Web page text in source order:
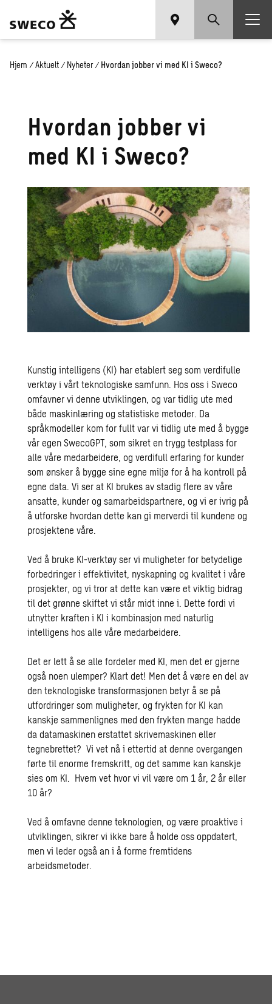
Hjem / Aktuelt / Nyheter / Hvordan jobber vi med KI i Sweco?
Hvordan jobber vi
med KI i Sweco?
Kunstig intelligens (KI) har etablert seg som verdifulle
verktøy i vårt teknologiske samfunn. Hos oss i Sweco
omfavner vi denne utviklingen, og var tidlig ute med
både maskinlæring og statistiske metoder. Da
språkmodeller kom for fullt var vi tidlig ute med å bygge
vår egen SwecoGPT, som sikret en trygg testplass for
alle våre medarbeidere, og verdifull erfaring for kunder
som ønsker å bygge sine egne miljø for å ha kontroll på
egne data. Vi ser at KI brukes av stadig flere av våre
ansatte, kunder og samarbeidspartnere, og vi er ivrig på
å utforske hvordan dette kan gi merverdi til kundene og
prosjektene våre.
Ved å bruke KI-verktøy ser vi muligheter for betydelige
forbedringer i effektivitet, nyskapning og kvalitet i våre
prosjekter, og vi tror at dette kan være et viktig bidrag
til det grønne skiftet vi står midt inne i. Dette fordi vi
utnytter kraften i KI i kombinasjon med naturlig
intelligens hos alle våre medarbeidere.
Det er lett å se alle fordeler med KI, men det er gjerne
også noen ulemper? Klart det! Men det å være en del av
den teknologiske transformasjonen betyr å se på
utfordringer som muligheter, og frykten for KI kan
kanskje sammenlignes med den frykten mange hadde
da datamaskinen erstattet skrivemaskinen eller
tegnebrettet? Vi vet nå i ettertid at denne overgangen
førte til enorme fremskritt, og det samme kan kanskje
sies om KI. Hvem vet hvor vi vil være om 1 år, 2 år eller
10 år?
Ved å omfavne denne teknologien, og være proaktive i
utviklingen, sikrer vi ikke bare å holde oss oppdatert,
men vi leder også an i å forme fremtidens
arbeidsmetoder.